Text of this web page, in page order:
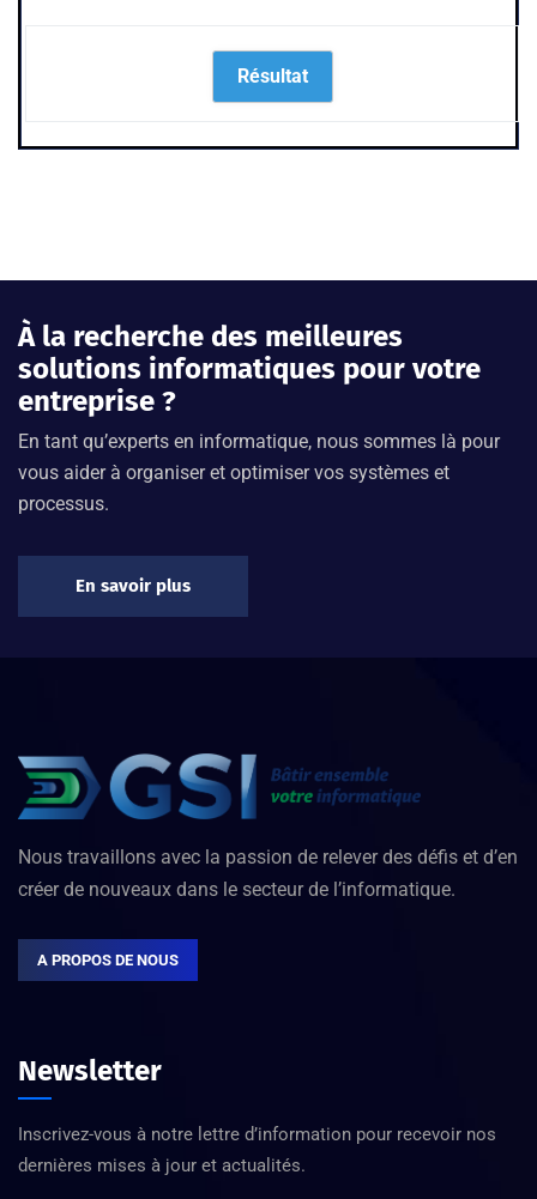
À la recherche des meilleures
solutions informatiques pour votre
entreprise ?
En tant qu’experts en informatique, nous sommes là pour
vous aider à organiser et optimiser vos systèmes et
processus.
En savoir plus
Nous travaillons avec la passion de relever des défis et d’en
créer de nouveaux dans le secteur de l’informatique.
A PROPOS DE NOUS
Newsletter
Inscrivez-vous à notre lettre d’information pour recevoir nos
dernières mises à jour et actualités.